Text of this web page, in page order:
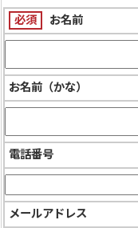
必須 お名前
お名前（かな）
電話番号
メールアドレス